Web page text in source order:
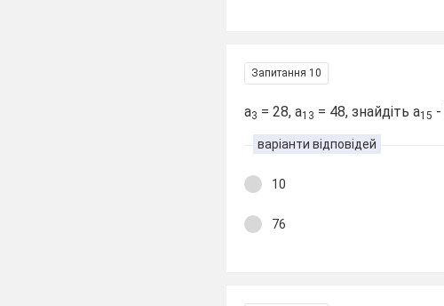
Запитання 10
а3 = 28, а13 = 48, знайдіть а15 -
варіанти відповідей
10
76